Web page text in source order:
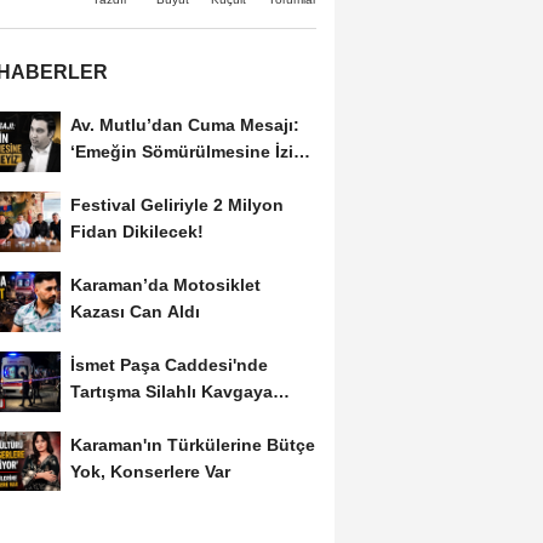
Av. Mutlu’dan Cuma Mesajı:
‘Emeğin Sömürülmesine İzin
Festival Geliriyle 2 Milyon
Fidan Dikilecek!
Karaman’da Motosiklet
Kazası Can Aldı
İsmet Paşa Caddesi'nde
Tartışma Silahlı Kavgaya
Karaman'ın Türkülerine Bütçe
Yok, Konserlere Var